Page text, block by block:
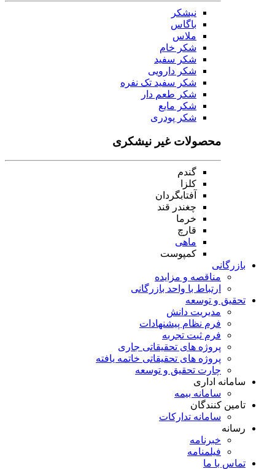
نیشکر
باگاس
ملاس
شکر خام
شکر سفید
شکر دارویی
شکر سفید تک نفره
شکر طعم دار
شکر مایع
شکر پودری
محصولات غیر نیشکری
گندم
کلزا
آفتابگردان
چغندر قند
خرما
قارچ
ماهی
کمپوست
بازرگانی
مناقصه و مزایده
ارتباط با واحد بازرگانی
تحقیق و توسعه
مدیریت دانش
فرم نظام پیشنهادات
فرم ثبت تجربه
پروژه های تحقیقاتی جاری
پروژه های تحقیقاتی خاتمه یافته
چارت تحقیق و توسعه
سامانه اداری
سامانه بیمه
تامین کنندگان
سامانه تدارکات
رسانه
خبرنامه
فیلمنامه
تماس با ما